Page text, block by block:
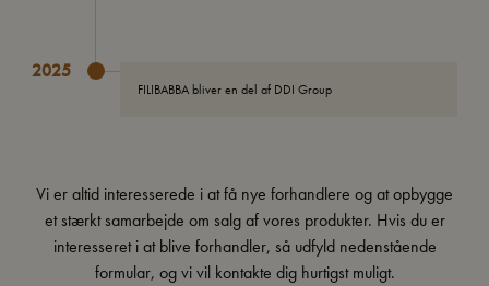
2025
FILIBABBA bliver en del af DDI Group
Vi er altid interesserede i at få nye forhandlere og at opbygge
et stærkt samarbejde om salg af vores produkter. Hvis du er
interesseret i at blive forhandler, så udfyld nedenstående
formular, og vi vil kontakte dig hurtigst muligt.